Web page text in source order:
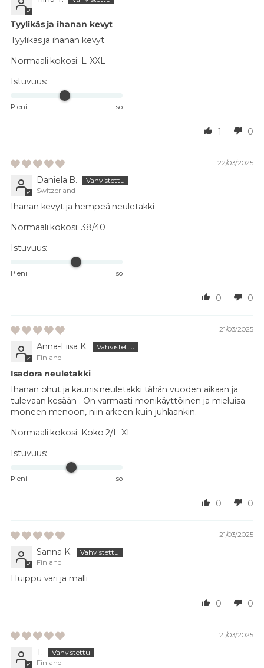
Tyylikäs ja ihanan kevyt
Tyylikäs ja ihanan kevyt.
Normaali kokosi: L-XXL
Istuvuus:
Pieni Iso
1 0
22/03/2025
Daniela B.
Switzerland
Ihanan kevyt ja hempeä neuletakki
Normaali kokosi: 38/40
Istuvuus:
Pieni Iso
0 0
21/03/2025
Anna-Liisa K.
Finland
Isadora neuletakki
Ihanan ohut ja kaunis neuletakki tähän vuoden aikaan ja
tulevaan kesään . On varmasti monikäyttöinen ja mieluisa
moneen menoon, niin arkeen kuin juhlaankin.
Normaali kokosi: Koko 2/L-XL
Istuvuus:
Pieni Iso
0 0
21/03/2025
Sanna K.
Finland
Huippu väri ja malli
0 0
21/03/2025
T.
Finland